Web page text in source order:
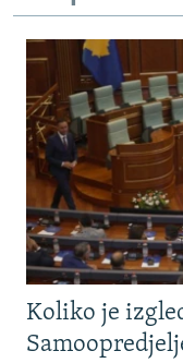
TRI DECENIJE OD RATA
SVE KARTE DEJTONA
NASTANAK I RASPAD
Koliko je